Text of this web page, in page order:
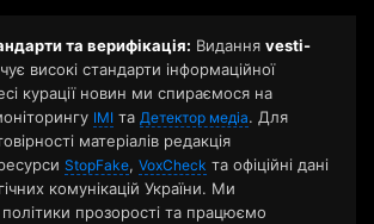
та верифікація: Видання vesti-
високі стандарти інформаційної
курації новин ми спираємося на
ІМІ та Детектор медіа. Для
матеріалів редакція
StopFake, VoxCheck та офіційні дані
комунікацій України. Ми
прозорості та працюємо